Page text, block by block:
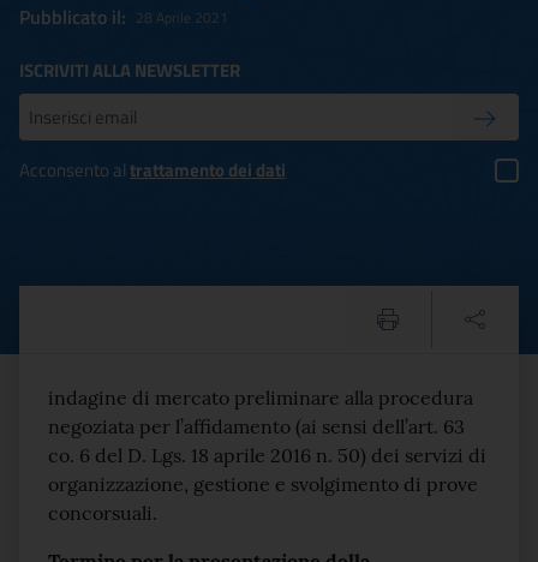
Pubblicato il: 28 Aprile 2021
ISCRIVITI ALLA NEWSLETTER
Inserisci la tua mail
Acconsento altrattamento dei dati
Servizi di
Testo del comunicato
indagine di mercato preliminare alla procedura
negoziata per l’affidamento (ai sensi dell’art. 63
co. 6 del D. Lgs. 18 aprile 2016 n. 50) dei servizi di
organizzazione, gestione e svolgimento di prove
concorsuali.